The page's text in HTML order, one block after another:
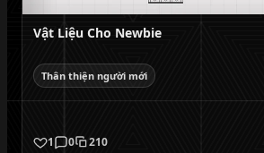
Vật Liệu Cho Newbie
Thân thiện người mới
1 0 210